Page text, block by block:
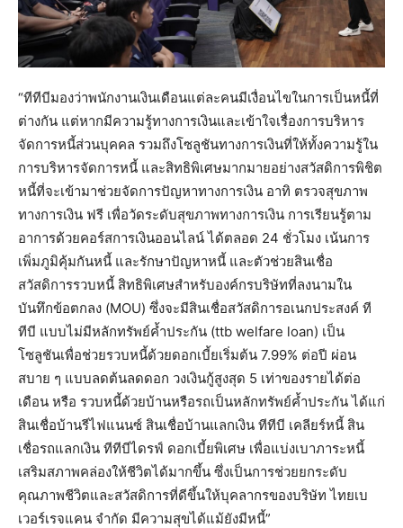
“ทีทีบีมองว่าพนักงานเงินเดือนแต่ละคนมีเงื่อนไขในการเป็นหนี้ที่
ต่างกัน แต่หากมีความรู้ทางการเงินและเข้าใจเรื่องการบริหาร
จัดการหนี้ส่วนบุคคล รวมถึงโซลูชันทางการเงินที่ให้ทั้งความรู้ใน
การบริหารจัดการหนี้ และสิทธิพิเศษมากมายอย่างสวัสดิการพิชิต
หนี้ที่จะเข้ามาช่วยจัดการปัญหาทางการเงิน อาทิ ตรวจสุขภาพ
ทางการเงิน ฟรี เพื่อวัดระดับสุขภาพทางการเงิน การเรียนรู้ตาม
อาการด้วยคอร์สการเงินออนไลน์ ได้ตลอด 24 ชั่วโมง เน้นการ
เพิ่มภูมิคุ้มกันหนี้ และรักษาปัญหาหนี้ และตัวช่วยสินเชื่อ
สวัสดิการรวบหนี้ สิทธิพิเศษสำหรับองค์กรบริษัทที่ลงนามใน
บันทึกข้อตกลง (MOU) ซึ่งจะมีสินเชื่อสวัสดิการอเนกประสงค์ ที
ทีบี แบบไม่มีหลักทรัพย์ค้ำประกัน (ttb welfare loan) เป็น
โซลูชันเพื่อช่วยรวบหนี้ด้วยดอกเบี้ยเริ่มต้น 7.99% ต่อปี ผ่อน
สบาย ๆ แบบลดต้นลดดอก วงเงินกู้สูงสุด 5 เท่าของรายได้ต่อ
เดือน หรือ รวบหนี้ด้วยบ้านหรือรถเป็นหลักทรัพย์ค้ำประกัน ได้แก่
สินเชื่อบ้านรีไฟแนนซ์ สินเชื่อบ้านแลกเงิน ทีทีบี เคลียร์หนี้ สิน
เชื่อรถแลกเงิน ทีทีบีไดรฟ์ ดอกเบี้ยพิเศษ เพื่อแบ่งเบาภาระหนี้
เสริมสภาพคล่องให้ชีวิตได้มากขึ้น ซึ่งเป็นการช่วยยกระดับ
คุณภาพชีวิตและสวัสดิการที่ดีขึ้นให้บุคลากรของบริษัท ไทยเบ
เวอร์เรจแคน จำกัด มีความสุขได้แม้ยังมีหนี้”